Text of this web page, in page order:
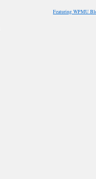
Featuring WPMU